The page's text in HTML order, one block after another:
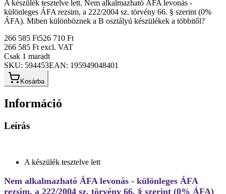
A készülék tesztelve lett. Nem alkalmazható ÁFA levonás -
különleges ÁFA rezsim, a 222/2004 sz. törvény 66. § szerint (0%
ÁFA). Miben különböznek a B osztályú készülékek a többitől?
266 585 Ft526 710 Ft
266 585 Ft excl. VAT
Csak 1 maradt
SKU: 594453EAN: 195949048401
Kosárba
Információ
Leírás
A készülék tesztelve lett
Nem alkalmazható ÁFA levonás - különleges ÁFA
rezsim, a 222/2004 sz. törvény 66. § szerint (0% ÁFA)